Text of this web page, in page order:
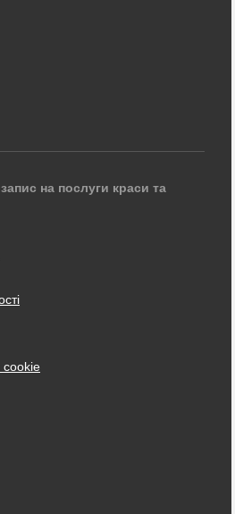
на послуги краси та
cookie